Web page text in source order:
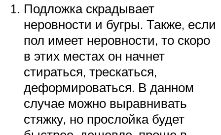
Подложка скрадывает
неровности и бугры. Также, если
пол имеет неровности, то скоро
в этих местах он начнет
стираться, трескаться,
деформироваться. В данном
случае можно выравнивать
стяжку, но прослойка будет